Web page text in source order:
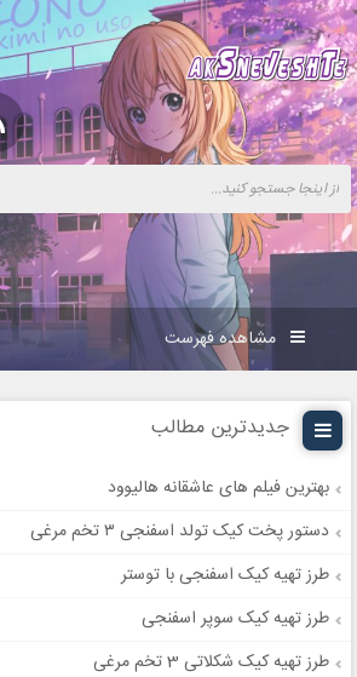
مشاهده فهرست
جدیدترین مطالب
بهترین فیلم های عاشقانه هالیوود
دستور پخت کیک تولد اسفنجی ۳ تخم مرغی
طرز تهیه کیک اسفنجی با توستر
طرز تهیه کیک سوپر اسفنجی
طرز تهیه کیک شکلاتی 3 تخم مرغی